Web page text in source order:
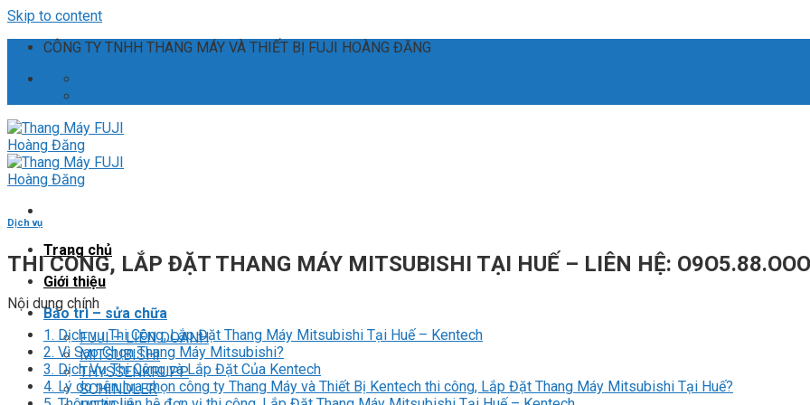
Skip to content
CÔNG TY TNHH THANG MÁY VÀ THIẾT BỊ FUJI HOÀNG ĐĂNG
Trang chủ
Giới thiệu
Bảo trì – sửa chữa
FUJI – LIÊN DOANH
MITSUBISHI
THYSSENKRUPP
SCHINDLER
Dịch vụ
THI CÔNG, LẮP ĐẶT THANG MÁY MITSUBISHI TẠI HUẾ – LIÊN HỆ:
Nội dung chính
1. Dịch vụ Thi Công, Lắp Đặt Thang Máy Mitsubishi Tại Huế – Kentech
2. Vì Sao Chọn Thang Máy Mitsubishi?
3. Dịch Vụ Thi Công và Lắp Đặt Của Kentech
4. Lý do nên lựa chọn công ty Thang Máy và Thiết Bị Kentech thi công, Lắp Đặt Thang Máy Mitsubishi Tại Huế?